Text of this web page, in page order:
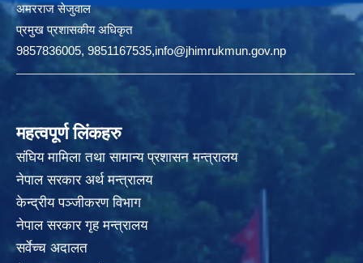
अमरराज सेजुवाल
प्रमुख प्रशासकीय अधिकृत
9857836005, 9851167535,info@jhimrukmun.gov.np
महत्वपूर्ण लिंकहरु
संघिय मामिला तथा सामान्य प्रशासन मन्त्रालय
नेपाल सरकार अर्थ मन्त्रालय
केन्द्रीय पञ्जीकरण विभाग
नेपाल सरकार गृह मन्त्रालय
सर्वेच्च अदालत